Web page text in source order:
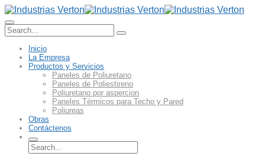
Inicio
La Empresa
Productos y Servicios
Paneles de Poliuretano
Paneles de Poliestireno
Poliuretano por aspercion
Paneles Térmicos para Techo y Pared
Poliureas
Obras
Contáctenos